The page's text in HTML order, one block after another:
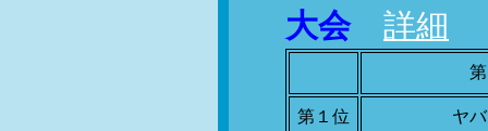
大会
詳細
第１位 ヤ